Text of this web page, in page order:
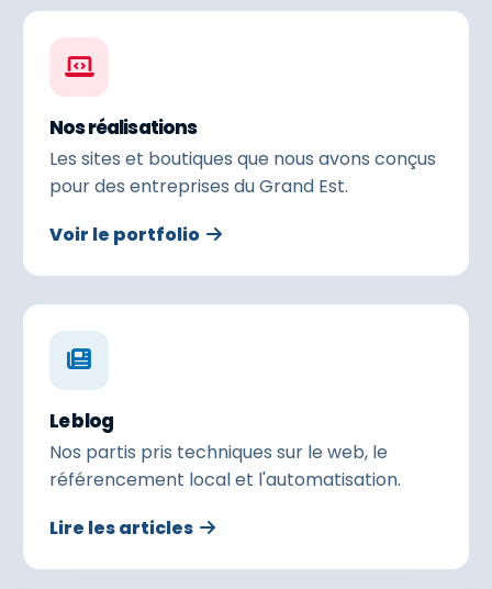
Nos réalisations
Les sites et boutiques que nous avons conçus
pour des entreprises du Grand Est.
Voir le portfolio
Le blog
Nos partis pris techniques sur le web, le
référencement local et l'automatisation.
Lire les articles